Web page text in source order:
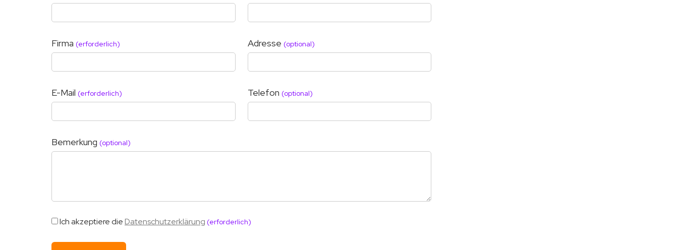
Firma (erforderlich) Adresse (optional)
E-Mail (erforderlich) Telefon (optional)
Bemerkung (optional)
Ich akzeptiere dieDatenschutzerklärung (erforderlich)